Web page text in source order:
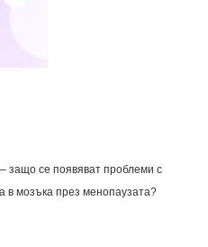
защо се появяват проблеми с
в мозъка през менопаузата?